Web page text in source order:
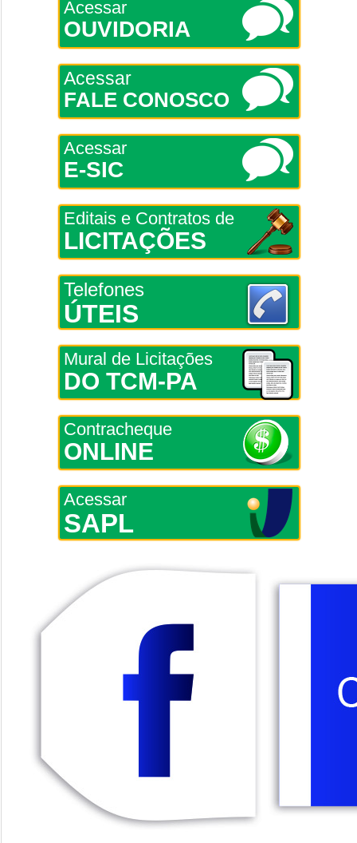
Acessar
OUVIDORIA
Acessar
FALE CONOSCO
Acessar
E-SIC
Editais e Contratos de
LICITAÇÕES
Telefones
ÚTEIS
Mural de Licitações
DO TCM-PA
Contracheque
ONLINE
Acessar
SAPL